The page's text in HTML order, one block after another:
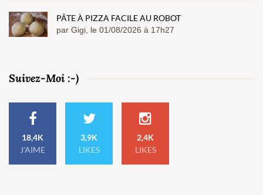
PÂTE À PIZZA FACILE AU ROBOT
par Gigi, le 01/08/2026 à 17h27
Suivez-Moi :-)
18,4K
J'AIME
3,9K
LIKES
2,4K
LIKES